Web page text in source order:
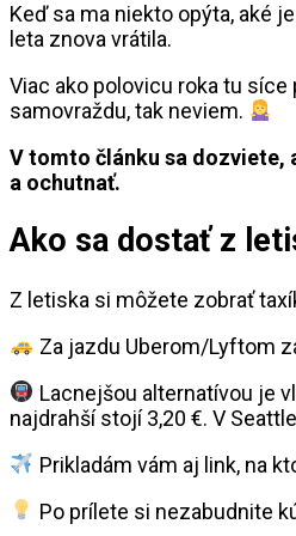
Keď sa ma niekto opýta, aké
leta znova vrátila.
Viac ako polovicu roka tu
samovraždu, tak neviem.
V tomto článku sa dozviete,
a ochutnať.
Ako sa dostať z
Z letiska si môžete zobrať
Za jazdu Uberom/Lyftom
Lacnejšou alternatívou je
najdrahší stojí 3,20 €. V
Prikladám vám aj link, na
Po prílete si nezabudnite